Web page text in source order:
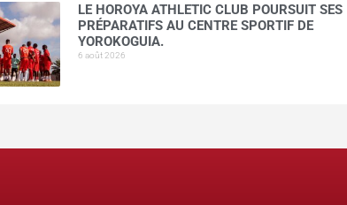
LE HOROYA ATHLETIC CLUB POURSUIT SES
PRÉPARATIFS AU CENTRE SPORTIF DE
YOROKOGUIA.
6 août 2026